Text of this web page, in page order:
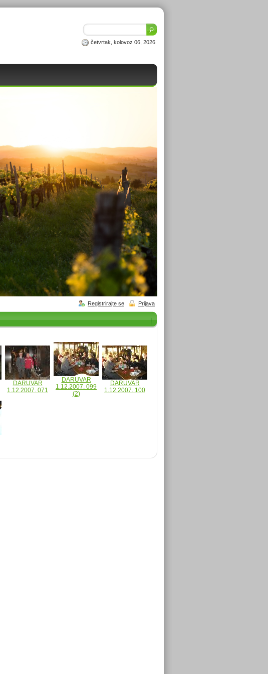
četvrtak, kolovoz 06, 2026
Prijava
Registrirajte se
DARUVAR
1.12.2007. 071
DARUVAR
1.12.2007. 099
(2)
DARUVAR
1.12.2007. 100